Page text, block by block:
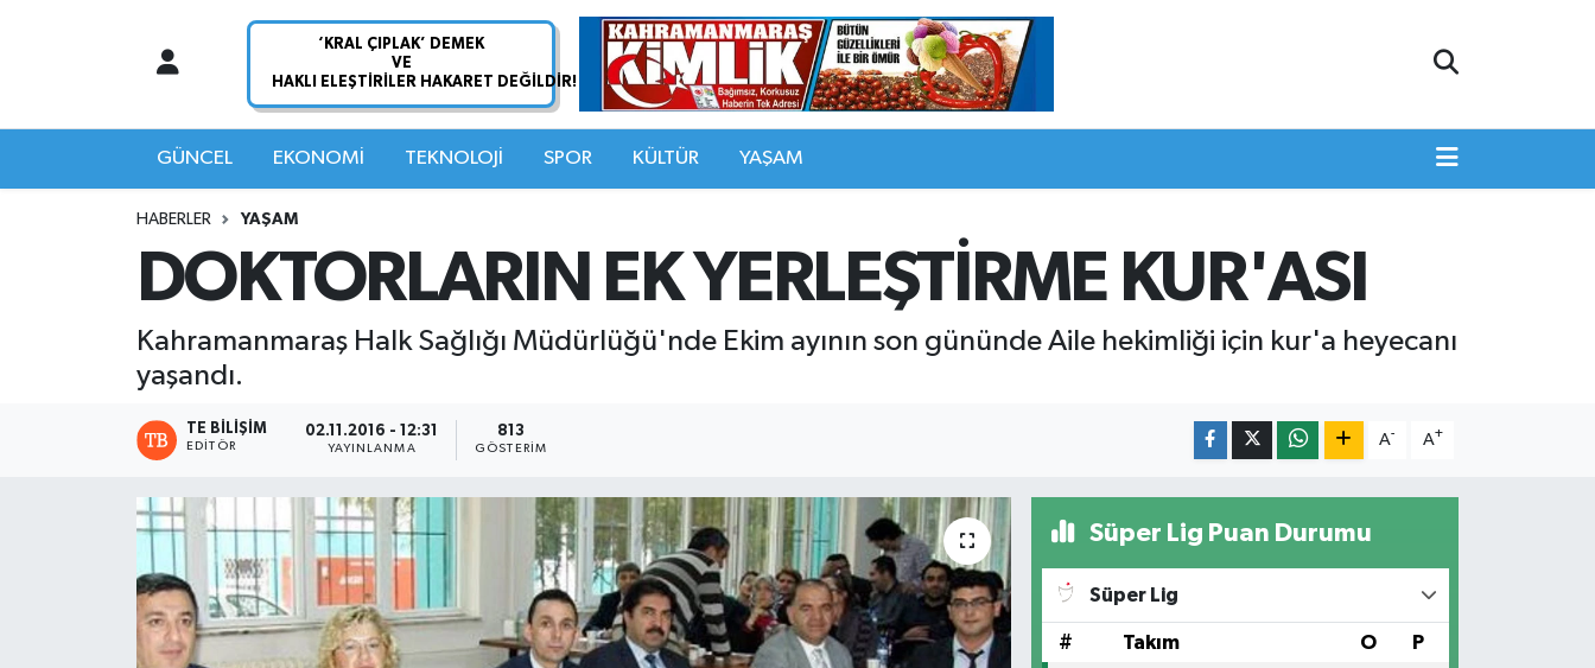
GÜNCEL EKONOMİ TEKNOLOJİ SPOR KÜLTÜR YAŞAM
HABERLER YAŞAM
DOKTORLARIN EK YERLEŞTİRME KUR'ASI
Kahramanmaraş Halk Sağlığı Müdürlüğü'nde Ekim ayının son gününde Aile hekimliği için kur'a heyecanı
yaşandı.
TE BILIŞIM
EDITÖR
02.11.2016 - 12:31
YAYINLANMA
813
GÖSTERIM
A- A+
Süper Lig Puan Durumu
Süper Lig
# Takım O P
Hava Durumu
Namaz Vakitleri
Trafik Durumu
Süper Lig Puan Durumu ve Fikstür
Tüm Manşetler
Son Dakika Haberleri
Haber Arşivi